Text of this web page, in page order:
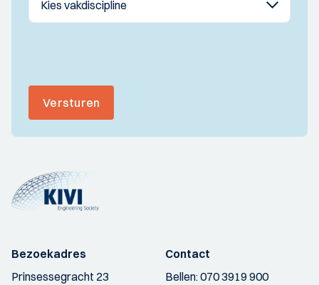
Versturen
Bezoekadres
Prinsessegracht 23
Contact
Bellen:070 3919 900